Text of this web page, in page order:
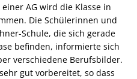
AG wird die Klasse in
Die Schülerinnen und
Schule, die sich gerade
befinden, informierte sich
verschiedene Berufsbilder.
gut vorbereitet, so dass